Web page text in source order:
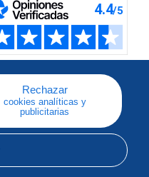
Rechazar
cookies analíticas y
publicitarias